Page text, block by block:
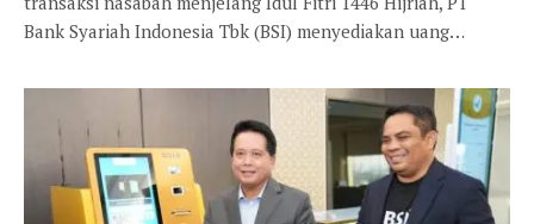
Bank Syariah Indonesia Tbk (BSI) menyediakan uang…